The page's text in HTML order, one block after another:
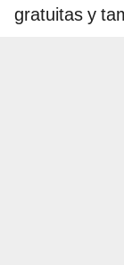
gratuitas y